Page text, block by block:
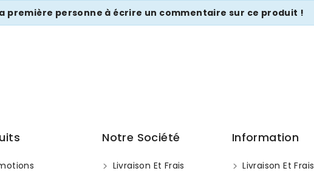
première personne à écrire un commentaire sur ce produit !
Notre Société
Livraison Et Frais
Information
Livraison Et Frais